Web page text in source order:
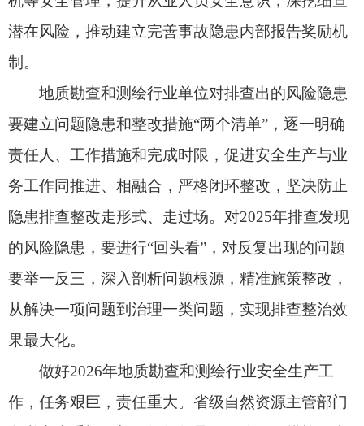
障。请于2026年底前将工作开展情况报送自然资源
部。
自然资源部办公厅
2026年3月4日